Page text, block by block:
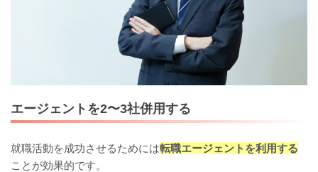
エージェントを2〜3社併用する
就職活動を成功させるためには転職エージェントを利用する
ことが効果的です。